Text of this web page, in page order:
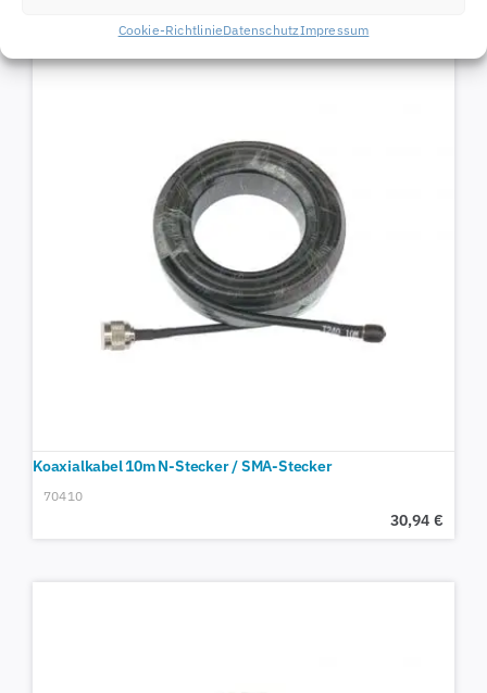
Cookie-RichtlinieDatenschutzImpressum
Koaxialkabel 10m N-Stecker / SMA-Stecker
70410
30,94 €